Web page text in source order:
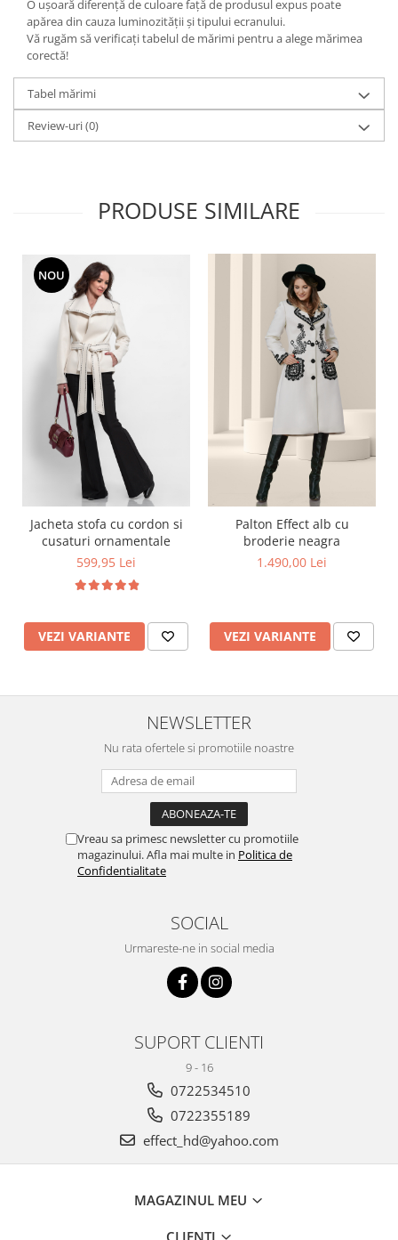
O ușoară diferență de culoare față de produsul expus poate
apărea din cauza luminozității și tipului ecranului.
Vă rugăm să verificați tabelul de mărimi pentru a alege mărimea
corectă!
Tabel mărimi
Review-uri(0)
PRODUSE SIMILARE
NOU
Jacheta stofa cu cordon si
cusaturi ornamentale
599,95 Lei
VEZI VARIANTE
Palton Effect alb cu
broderie neagra
1.490,00 Lei
VEZI VARIANTE
NEWSLETTER
Nu rata ofertele si promotiile noastre
Vreau sa primesc newsletter cu promotiile
magazinului. Afla mai multe in Politica de
Confidentialitate
SOCIAL
Urmareste-ne in social media
SUPORT CLIENTI
9 - 16
0722534510
0722355189
effect_hd@yahoo.com
MAGAZINUL MEU